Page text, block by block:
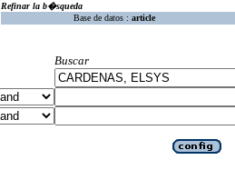
Refinar la b�squeda
Base de datos : article
Buscar